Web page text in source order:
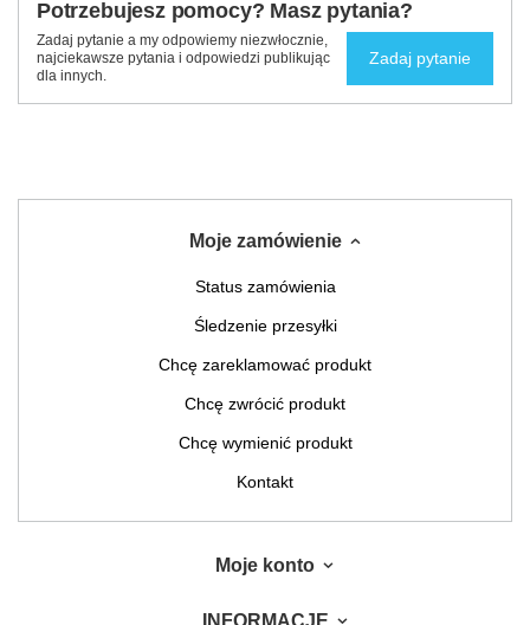
Potrzebujesz pomocy? Masz pytania?
Zadaj pytanie a my odpowiemy niezwłocznie,
najciekawsze pytania i odpowiedzi publikując
dla innych.
Zadaj pytanie
Moje zamówienie
Status zamówienia
Śledzenie przesyłki
Chcę zareklamować produkt
Chcę zwrócić produkt
Chcę wymienić produkt
Kontakt
Moje konto
INFORMACJE